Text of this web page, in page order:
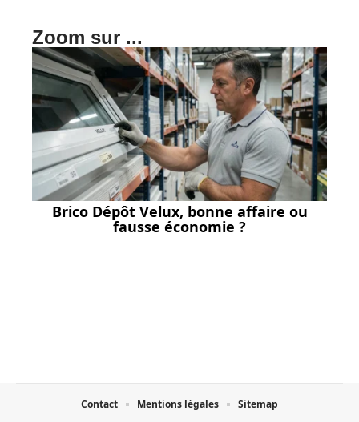
Zoom sur ...
Brico Dépôt Velux, bonne affaire ou
fausse économie ?
Contact Mentions légales Sitemap